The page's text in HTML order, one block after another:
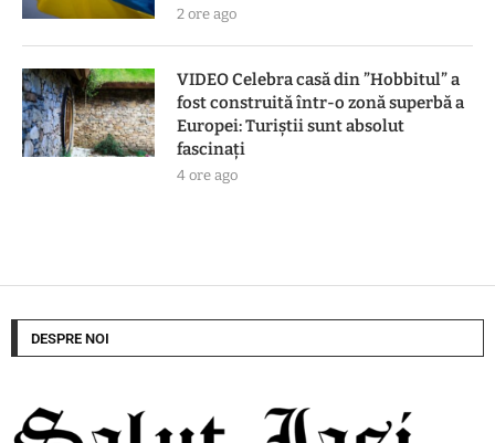
2 ore ago
VIDEO Celebra casă din ”Hobbitul” a
fost construită într-o zonă superbă a
Europei: Turiștii sunt absolut
fascinați
4 ore ago
DESPRE NOI